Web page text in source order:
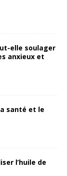
elle soulager
anxieux et
santé et le
l’huile de